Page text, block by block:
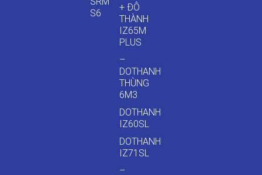
S6
+ ĐÔ
THÀNH
IZ65M
PLUS
–
DOTHANH
THÙNG
6M3
DOTHANH
IZ60SL
DOTHANH
IZ71SL
–